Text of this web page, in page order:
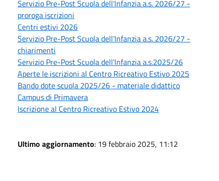
Servizio Pre-Post Scuola dell'Infanzia a.s. 2026/27 -
proroga iscrizioni
Centri estivi 2026
Servizio Pre-Post Scuola dell'Infanzia a.s. 2026/27 -
chiarimenti
Servizio Pre-Post Scuola dell'Infanzia a.s.2025/26
Aperte le iscrizioni al Centro Ricreativo Estivo 2025
Bando dote scuola 2025/26 - materiale didattico
Campus di Primavera
Iscrizione al Centro Ricreativo Estivo 2024
Ultimo aggiornamento: 19 febbraio 2025, 11:12